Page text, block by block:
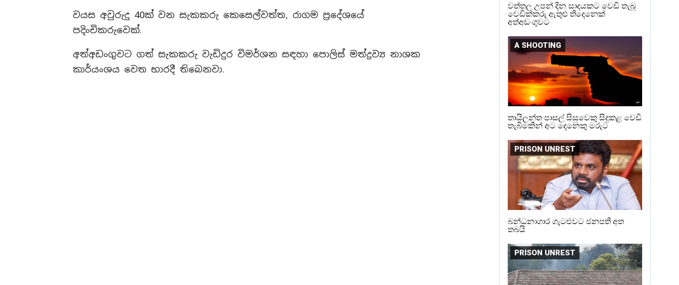
වයස අවුරුදු 40ක් වන සැකකරු කෙසෙල්වත්ත, රාගම ප්‍රදේශයේ
පදිංචිකරුවෙක්.
අත්අඩංගුවට ගත් සැකකරු වැඩිදුර විමර්ශන සඳහා පොලිස් මත්ද්‍රව්‍ය නාශක
කාර්යංශය වෙත භාරදී තිබෙනවා.
වත්තල උපන් දින සාදයකට වෙඩි තැබූ
වෙඩික්කරු ඇතුළු තිදෙනෙක්
අත්අඩංගුවට
A SHOOTING
තායිලන්ත පාසල් සිසුවෙකු සිදුකළ වෙඩි
තැබීමකින් අට දෙනෙකු මරුට
PRISON UNREST
බන්ධනාගාර ගැටළුවට ජනපති අත
තබයි
PRISON UNREST